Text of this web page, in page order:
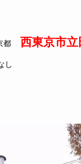
都
西東京市
し